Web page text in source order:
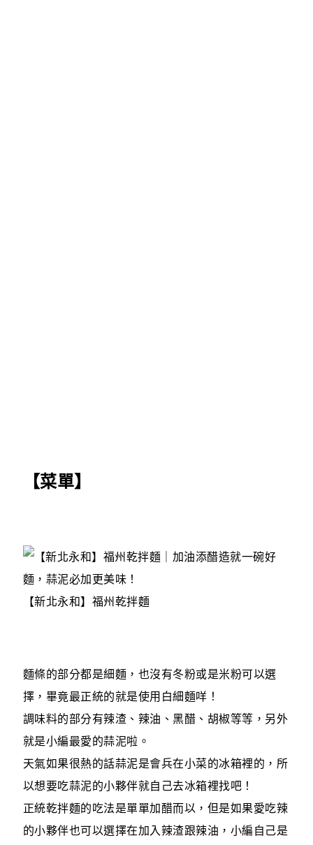
【菜單】
【新北永和】福州乾拌麵
麵條的部分都是細麵，也沒有冬粉或是米粉可以選
擇，畢竟最正統的就是使用白細麵咩！
調味料的部分有辣渣、辣油、黑醋、胡椒等等，另外
就是小編最愛的蒜泥啦。
天氣如果很熱的話蒜泥是會兵在小菜的冰箱裡的，所
以想要吃蒜泥的小夥伴就自己去冰箱裡找吧！
正統乾拌麵的吃法是單單加醋而以，但是如果愛吃辣
的小夥伴也可以選擇在加入辣渣跟辣油，小編自己是